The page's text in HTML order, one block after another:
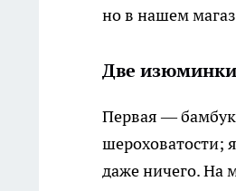
но в нашем
Две
Первая —
шероховатости;
даже ничего. На